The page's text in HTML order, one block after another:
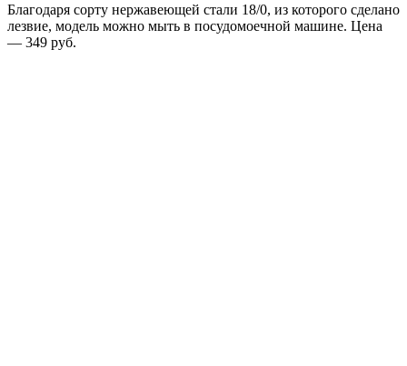
Благодаря сорту нержавеющей стали 18/0, из которого сделано
лезвие, модель можно мыть в посудомоечной машине. Цена
— 349 руб.